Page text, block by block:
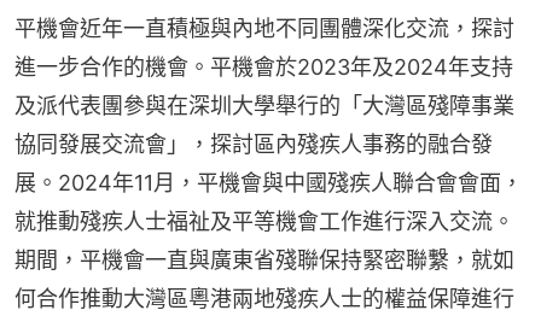
平機會近年一直積極與內地不同團體深化交流，探討
進一步合作的機會。平機會於2023年及2024年支持
及派代表團參與在深圳大學舉行的「大灣區殘障事業
協同發展交流會」，探討區內殘疾人事務的融合發
展。2024年11月，平機會與中國殘疾人聯合會會面，
就推動殘疾人士福祉及平等機會工作進行深入交流。
期間，平機會一直與廣東省殘聯保持緊密聯繫，就如
何合作推動大灣區粵港兩地殘疾人士的權益保障進行